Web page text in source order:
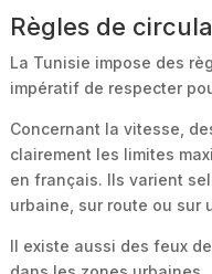
Règles de
La Tunisie impose des
impératif de respecter
Concernant la vitesse,
clairement les limites
en français. Ils varient
urbaine, sur route ou sur
Il existe aussi des feux